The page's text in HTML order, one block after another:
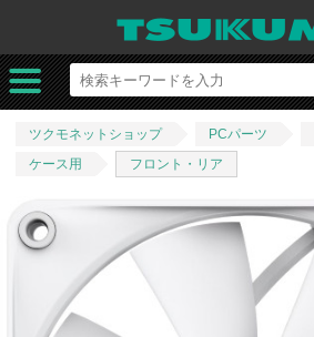
ツクモネットショップ PCパーツ
ケース用
フロント・リア